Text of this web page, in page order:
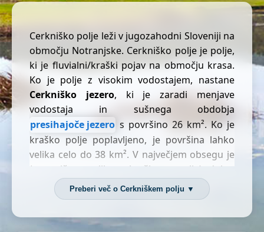
Cerkniško polje leži v jugozahodni Sloveniji na
območju Notranjske. Cerkniško polje je polje,
ki je fluvialni/kraški pojav na območju krasa.
Ko je polje z visokim vodostajem, nastane
Cerkniško jezero, ki je zaradi menjave
vodostaja in sušnega obdobja
presihajoče jezero s površino 26 km². Ko je
kraško polje poplavljeno, je površina lahko
velika celo do 38 km². V največjem obsegu je
(teoretično, velikost kraškega polja) dolgo
10,5 km in široko 5 km in je drugo po površini
največje jezero v Sloveniji ter največje
večjem obsegu dolgo 7,4 km in široko 3,3 km.
Preberi več o Cerkniškem polju ▼